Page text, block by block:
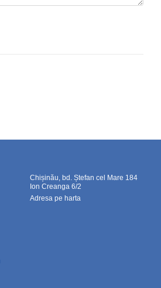
Chișinău, bd. Ștefan cel Mare 184
Ion Creanga 6/2
Adresa pe harta